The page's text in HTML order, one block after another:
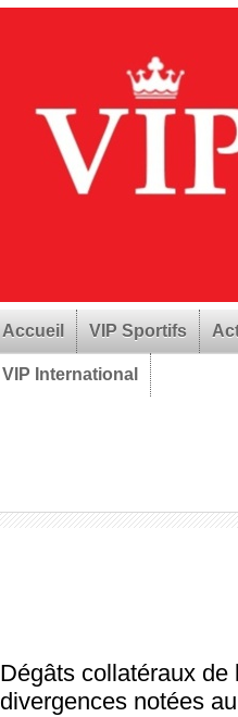
Accueil VIP Sportifs
VIP International
Dégâts collatéraux
divergences notées